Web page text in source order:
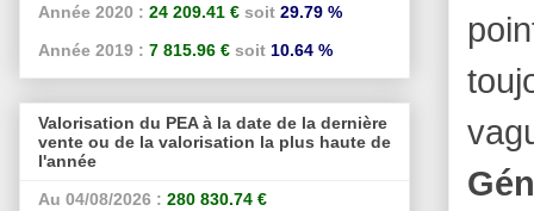
Année 2020 : 24 209.41 € soit 29.79 %
Année 2019 : 7 815.96 € soit 10.64 %
Valorisation du PEA à la date de la dernière
vente ou de la valorisation la plus haute de
l'année
Au 04/08/2026 : 280 830.74 €